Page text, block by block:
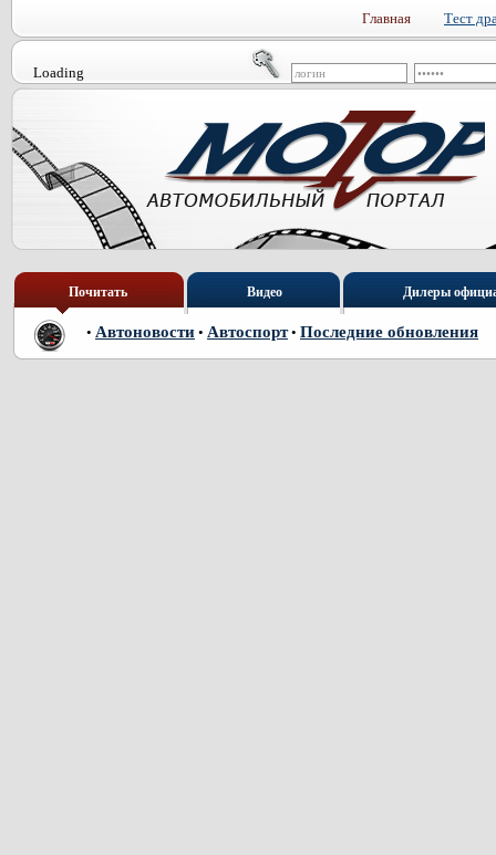
Главная Тест
Loading
Почитать Видео Дилеры
• Автоновости • Автоспорт• Последние обновления